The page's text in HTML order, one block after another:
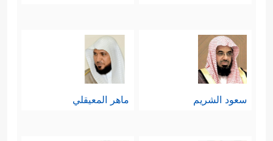
سعود الشريم ماهر المعيقلي